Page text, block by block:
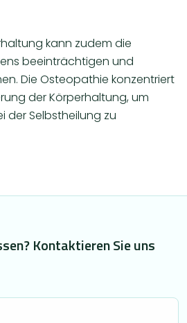
kann zudem die
beeinträchtigen und
Die Osteopathie konzentriert
der Körperhaltung, um
der Selbstheilung zu
Kontaktieren Sie uns